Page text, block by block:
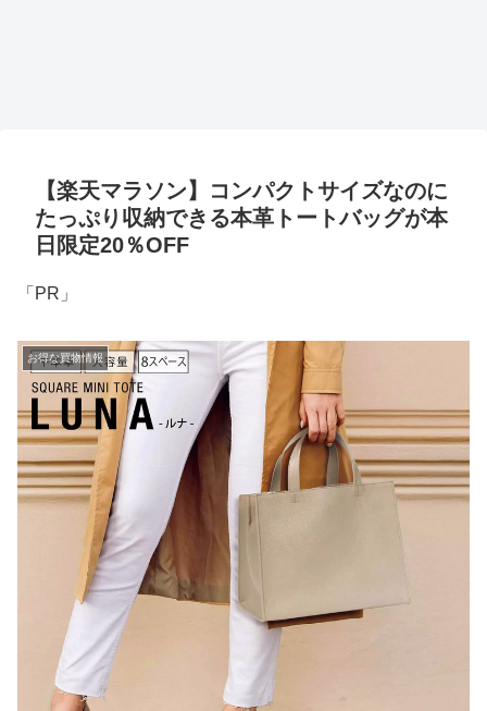
【楽天マラソン】コンパクトサイズなのに
たっぷり収納できる本革トートバッグが本
日限定20％OFF
「PR」
お得な買物情報